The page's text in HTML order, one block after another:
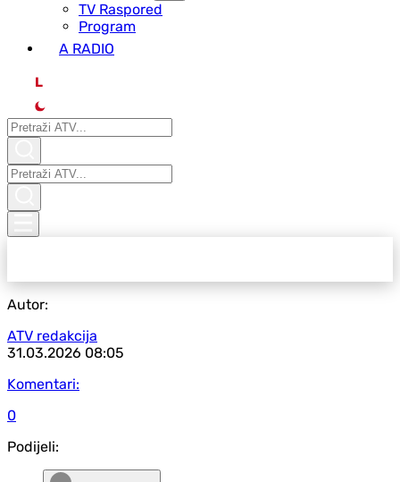
ТV Raspored
Program
A RADIO
L
Autor:
ATV redakcija
31.03.2026 08:05
Komentari:
0
Podijeli: